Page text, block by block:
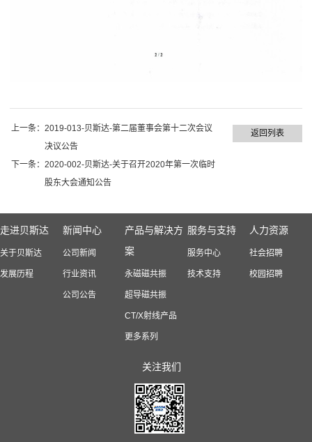
上一条：2019-013-贝斯达-第二届董事会第十二次会议
决议公告
下一条：2020-002-贝斯达-关于召开2020年第一次临时
股东大会通知公告
返回列表
走进贝斯达
关于贝斯达
发展历程
新闻中心
公司新闻
行业资讯
公司公告
产品与解决方
案
永磁磁共振
超导磁共振
CT/X射线产品
更多系列
服务与支持
服务中心
技术支持
人力资源
社会招聘
校园招聘
关注我们